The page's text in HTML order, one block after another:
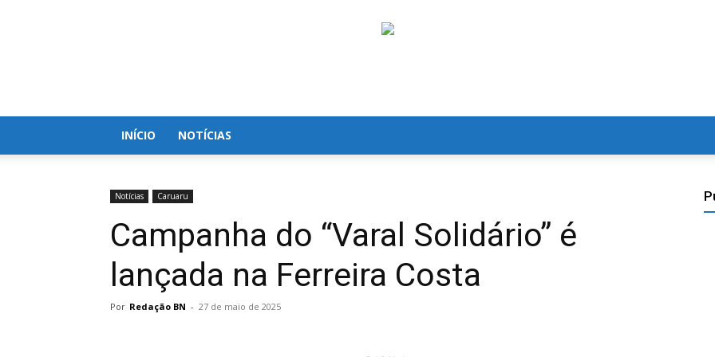
INÍCIO NOTÍCIAS
Notícias Caruaru
Campanha do “Varal Solidário” é
lançada na Ferreira Costa
Por Redação BN - 27 de maio de 2025